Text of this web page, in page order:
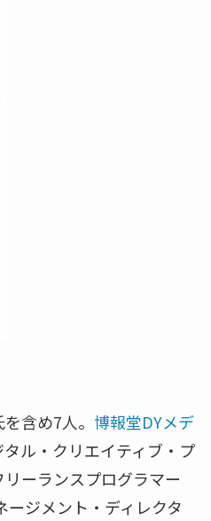
含め7人。 博報堂DYメデ
ル・クリエイティブ・プ
ーランスプログラマー
ジメント・ディレクタ